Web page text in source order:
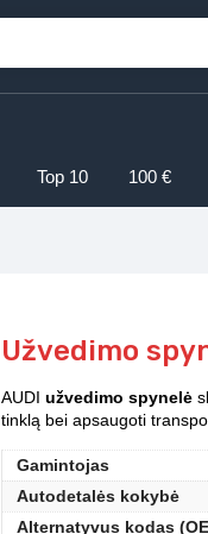
Top 10 100 €
Užvedimo
AUDI užvedimo spynelė
tinklą bei apsaugoti
Gamintojas
Autodetalės kokybė
Alternatyvus kodas